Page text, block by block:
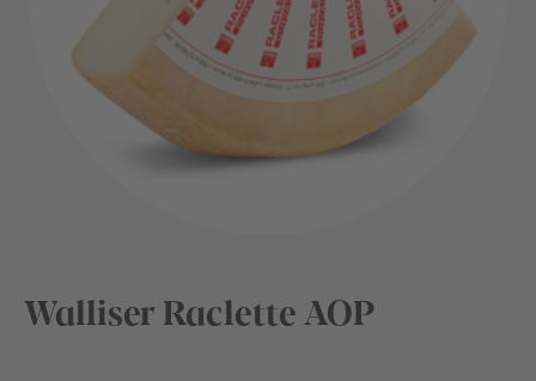
Walliser Raclette AOP